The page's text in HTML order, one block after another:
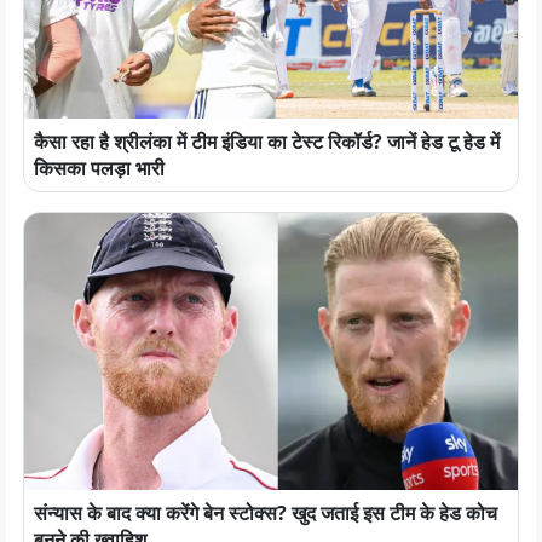
कैसा रहा है श्रीलंका में टीम इंडिया का टेस्ट रिकॉर्ड? जानें हेड टू हेड में
किसका पलड़ा भारी
संन्यास के बाद क्या करेंगे बेन स्टोक्स? खुद जताई इस टीम के हेड कोच